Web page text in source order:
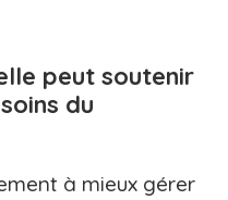
peut soutenir
du
à mieux gérer